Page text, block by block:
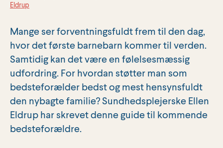
Eldrup
Mange ser forventningsfuldt frem til den dag,
hvor det første barnebarn kommer til verden.
Samtidig kan det være en følelsesmæssig
udfordring. For hvordan støtter man som
bedsteforælder bedst og mest hensynsfuldt
den nybagte familie? Sundhedsplejerske Ellen
Eldrup har skrevet denne guide til kommende
bedsteforældre.